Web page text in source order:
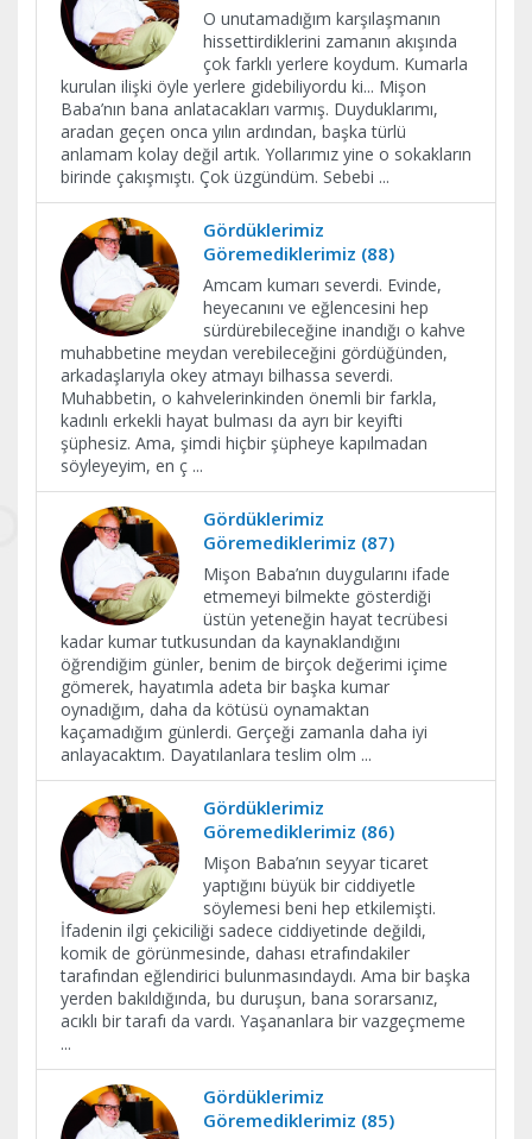
O unutamadığım karşılaşmanın
hissettirdiklerini zamanın akışında
çok farklı yerlere koydum. Kumarla
kurulan ilişki öyle yerlere gidebiliyordu ki... Mişon
Baba’nın bana anlatacakları varmış. Duyduklarımı,
aradan geçen onca yılın ardından, başka türlü
anlamam kolay değil artık. Yollarımız yine o sokakların
birinde çakışmıştı. Çok üzgündüm. Sebebi ...
Gördüklerimiz
Göremediklerimiz (88)
Amcam kumarı severdi. Evinde,
heyecanını ve eğlencesini hep
sürdürebileceğine inandığı o kahve
muhabbetine meydan verebileceğini gördüğünden,
arkadaşlarıyla okey atmayı bilhassa severdi.
Muhabbetin, o kahvelerinkinden önemli bir farkla,
kadınlı erkekli hayat bulması da ayrı bir keyifti
şüphesiz. Ama, şimdi hiçbir şüpheye kapılmadan
söyleyeyim, en ç ...
Gördüklerimiz
Göremediklerimiz (87)
Mişon Baba’nın duygularını ifade
etmemeyi bilmekte gösterdiği
üstün yeteneğin hayat tecrübesi
kadar kumar tutkusundan da kaynaklandığını
öğrendiğim günler, benim de birçok değerimi içime
gömerek, hayatımla adeta bir başka kumar
oynadığım, daha da kötüsü oynamaktan
kaçamadığım günlerdi. Gerçeği zamanla daha iyi
anlayacaktım. Dayatılanlara teslim olm ...
Gördüklerimiz
Göremediklerimiz (86)
Mişon Baba’nın seyyar ticaret
yaptığını büyük bir ciddiyetle
söylemesi beni hep etkilemişti.
İfadenin ilgi çekiciliği sadece ciddiyetinde değildi,
komik de görünmesinde, dahası etrafındakiler
tarafından eğlendirici bulunmasındaydı. Ama bir başka
yerden bakıldığında, bu duruşun, bana sorarsanız,
acıklı bir tarafı da vardı. Yaşananlara bir vazgeçmeme
...
Gördüklerimiz
Göremediklerimiz (85)